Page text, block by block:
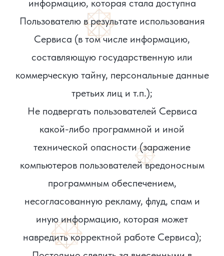
информацию, которая стала доступна
Пользователю в результате использования
Сервиса (в том числе информацию,
составляющую государственную или
коммерческую тайну, персональные данные
третьих лиц и т.п.);
Не подвергать пользователей Сервиса
какой-либо программной и иной
технической опасности (заражение
компьютеров пользователей вредоносным
программным обеспечением,
несогласованную рекламу, флуд, спам и
иную информацию, которая может
навредить корректной работе Сервиса);